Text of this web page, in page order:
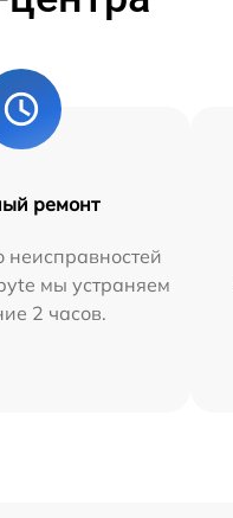
ремонт
неисправностей
мы устраняем
2 часов.